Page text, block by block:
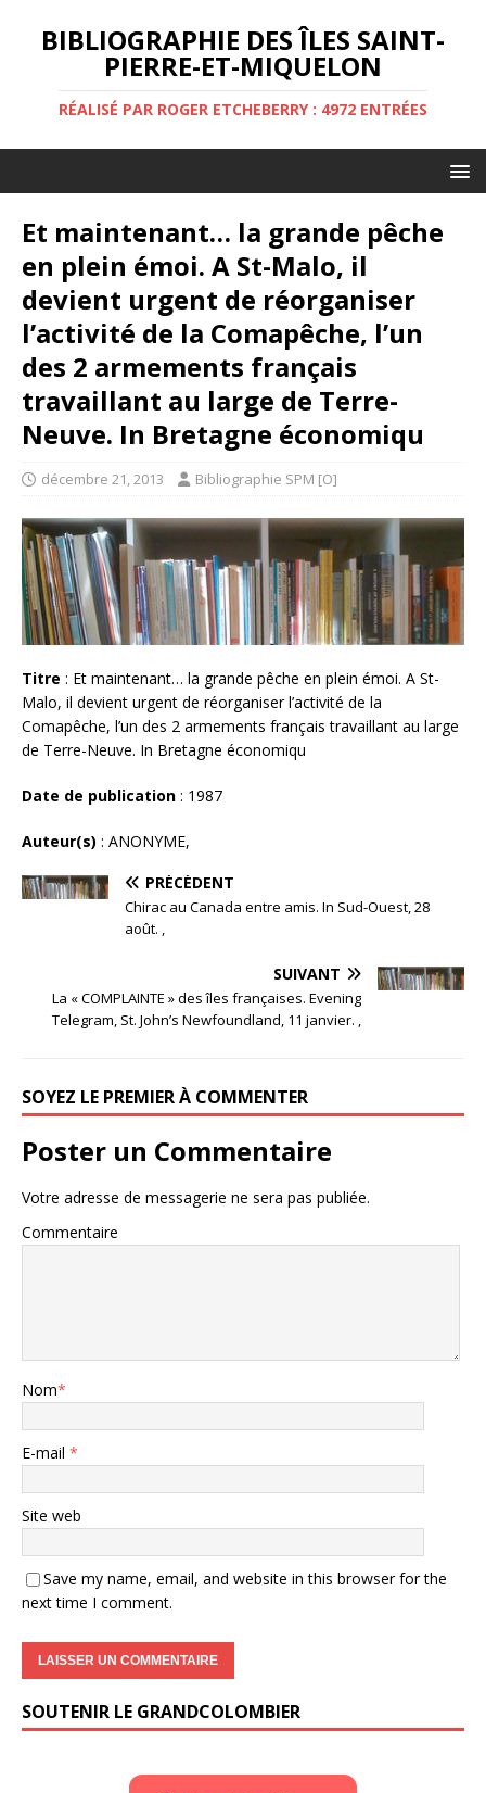
BIBLIOGRAPHIE DES ÎLES SAINT-
PIERRE-ET-MIQUELON
RÉALISÉ PAR ROGER ETCHEBERRY : 4972 ENTRÉES
Et maintenant… la grande pêche
en plein émoi. A St-Malo, il
devient urgent de réorganiser
l’activité de la Comapêche, l’un
des 2 armements français
travaillant au large de Terre-
Neuve. In Bretagne économiqu
décembre 21, 2013 Bibliographie SPM [O]
Titre : Et maintenant… la grande pêche en plein émoi. A St-
Malo, il devient urgent de réorganiser l’activité de la
Comapêche, l’un des 2 armements français travaillant au large
de Terre-Neuve. In Bretagne économiqu
Date de publication : 1987
Auteur(s) : ANONYME,
PRÉCÉDENT
Chirac au Canada entre amis. In Sud-Ouest, 28
août. ,
SUIVANT
La « COMPLAINTE » des îles françaises. Evening
Telegram, St. John’s Newfoundland, 11 janvier. ,
SOYEZ LE PREMIER À COMMENTER
Poster un Commentaire
Votre adresse de messagerie ne sera pas publiée.
Commentaire
Nom*
E-mail *
Site web
Save my name, email, and website in this browser for the
next time I comment.
SOUTENIR LE GRANDCOLOMBIER